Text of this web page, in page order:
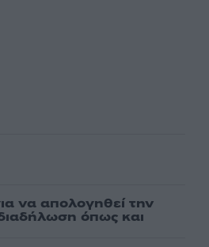
να απολογηθεί την
όπως και